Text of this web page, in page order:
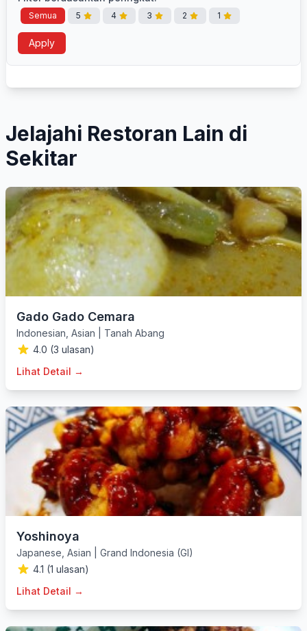
Semua 5 4 3 2 1
Apply
Jelajahi Restoran Lain di
Sekitar
Gado Gado Cemara
Indonesian Asian
Tanah Abang
4.0 (3 ulasan)
Lihat Detail →
Yoshinoya
Japanese Asian
Grand Indonesia (GI)
4.1 (1 ulasan)
Lihat Detail →